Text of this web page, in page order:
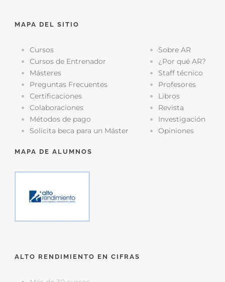
MAPA DEL SITIO
Cursos
Cursos de Entrenador
Másteres
Preguntas Frecuentes
Certificaciones
Colaboraciones
Métodos de pago
Solicita beca para un Máster
Sobre AR
¿Por qué AR?
Staff técnico
Profesores
Libros
Revista
Investigación
Opiniones
MAPA DE ALUMNOS
ALTO RENDIMIENTO EN CIFRAS